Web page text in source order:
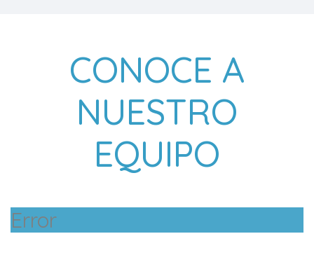
CONOCE A
NUESTRO
EQUIPO
Error